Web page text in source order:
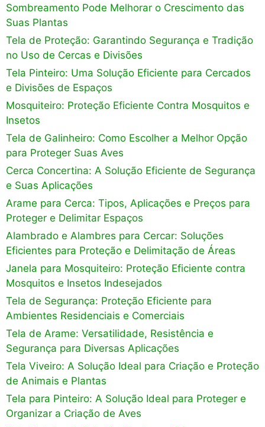
Sombreamento Pode Melhorar o Crescimento das
Suas Plantas
Tela de Proteção: Garantindo Segurança e Tradição
no Uso de Cercas e Divisões
Tela Pinteiro: Uma Solução Eficiente para Cercados
e Divisões de Espaços
Mosquiteiro: Proteção Eficiente Contra Mosquitos e
Insetos
Tela de Galinheiro: Como Escolher a Melhor Opção
para Proteger Suas Aves
Cerca Concertina: A Solução Eficiente de Segurança
e Suas Aplicações
Arame para Cerca: Tipos, Aplicações e Preços para
Proteger e Delimitar Espaços
Alambrado e Alambres para Cercar: Soluções
Eficientes para Proteção e Delimitação de Áreas
Janela para Mosquiteiro: Proteção Eficiente contra
Mosquitos e Insetos Indesejados
Tela de Segurança: Proteção Eficiente para
Ambientes Residenciais e Comerciais
Tela de Arame: Versatilidade, Resistência e
Segurança para Diversas Aplicações
Tela Viveiro: A Solução Ideal para Criação e Proteção
de Animais e Plantas
Tela para Pinteiro: A Solução Ideal para Proteger e
Organizar a Criação de Aves